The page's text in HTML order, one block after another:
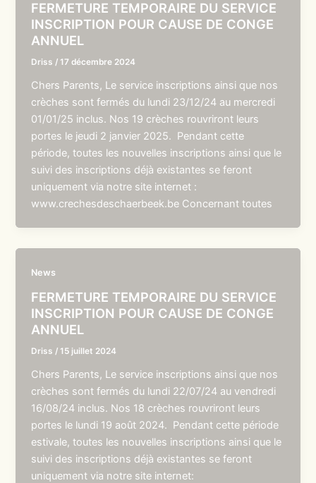
FERMETURE TEMPORAIRE DU SERVICE
INSCRIPTION POUR CAUSE DE CONGE
ANNUEL
Driss /17 décembre 2024
Chers Parents, Le service inscriptions ainsi que nos
crèches sont fermés du lundi 23/12/24 au mercredi
01/01/25 inclus. Nos 19 crèches rouvriront leurs
portes le jeudi 2 janvier 2025. Pendant cette
période, toutes les nouvelles inscriptions ainsi que le
suivi des inscriptions déjà existantes se feront
uniquement via notre site internet :
www.crechesdeschaerbeek.be Concernant toutes
News
FERMETURE TEMPORAIRE DU SERVICE
INSCRIPTION POUR CAUSE DE CONGE
ANNUEL
Driss /15 juillet 2024
Chers Parents, Le service inscriptions ainsi que nos
crèches sont fermés du lundi 22/07/24 au vendredi
16/08/24 inclus. Nos 18 crèches rouvriront leurs
portes le lundi 19 août 2024. Pendant cette période
estivale, toutes les nouvelles inscriptions ainsi que le
suivi des inscriptions déjà existantes se feront
uniquement via notre site internet: